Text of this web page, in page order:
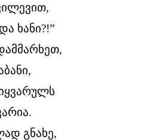
ხანი?!”
გნახე,